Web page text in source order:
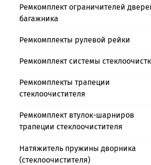
Ремкомплект ограничителей
багажника
Ремкомплекты рулевой рейки
Ремкомплект системы
Ремкомплекты трапеции
стеклоочистителя
Ремкомплект втулок-шарниров
трапеции стеклоочистителя
Натяжитель пружины дворника
(стеклоочистителя)